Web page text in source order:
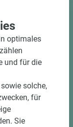
maßhaltig
optimales
und für die
solche,
für
Sie